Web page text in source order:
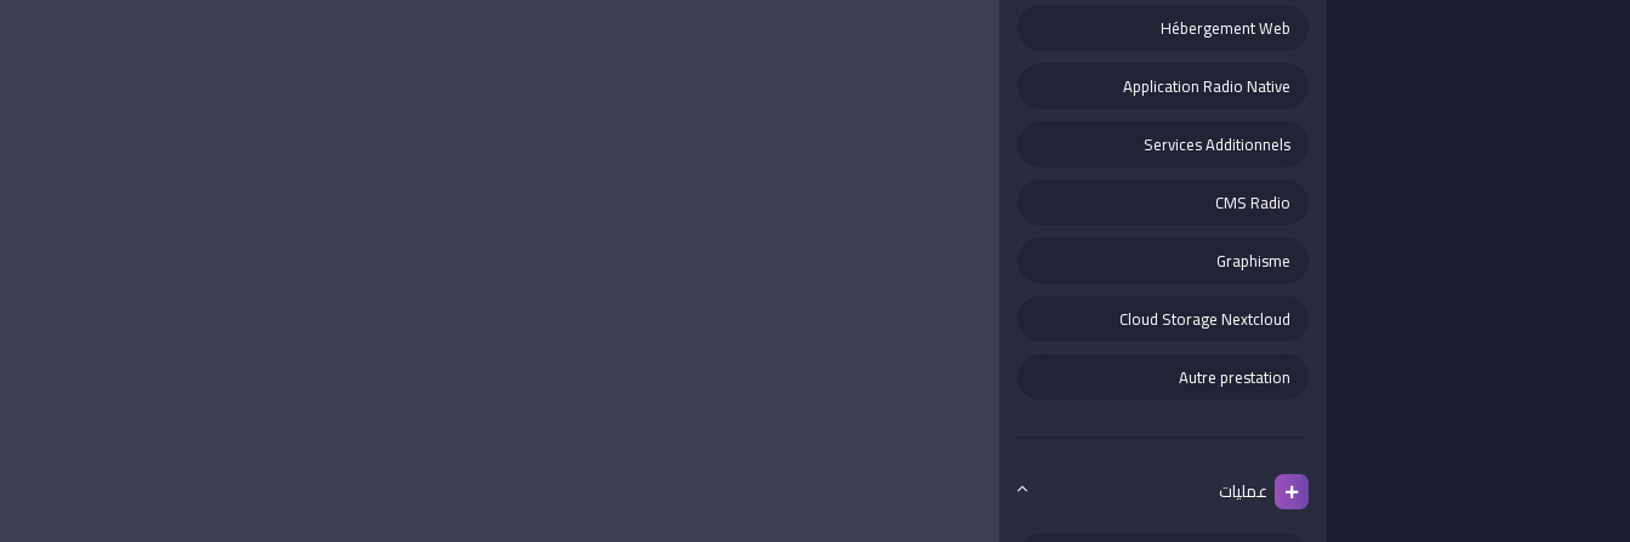
Hébergement Web
Application Radio Native
Services Additionnels
CMS Radio
Graphisme
Cloud Storage Nextcloud
Autre prestation
عملیات